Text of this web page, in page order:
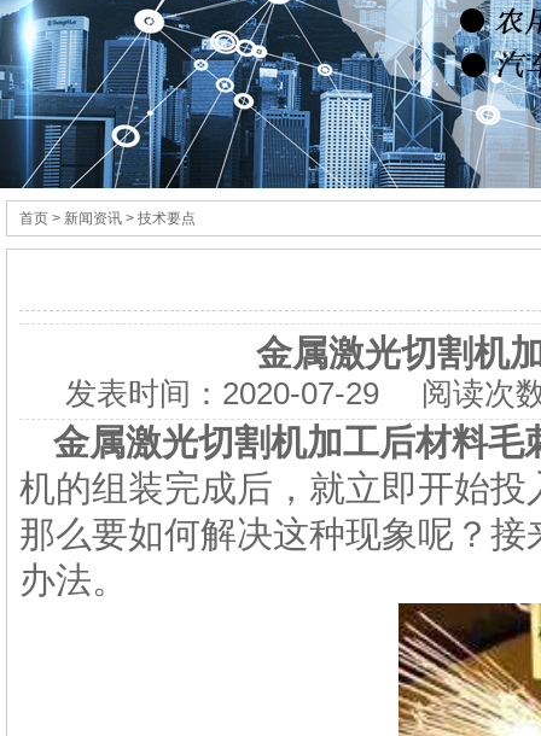
首页 > 新闻资讯 > 技术要点
金属激光切割机
发表时间： 2020-07-29阅读次
金属激光切割机加工后材料毛
机的组装完成后，就立即开始
那么要如何解决这种现象呢？接
办法。